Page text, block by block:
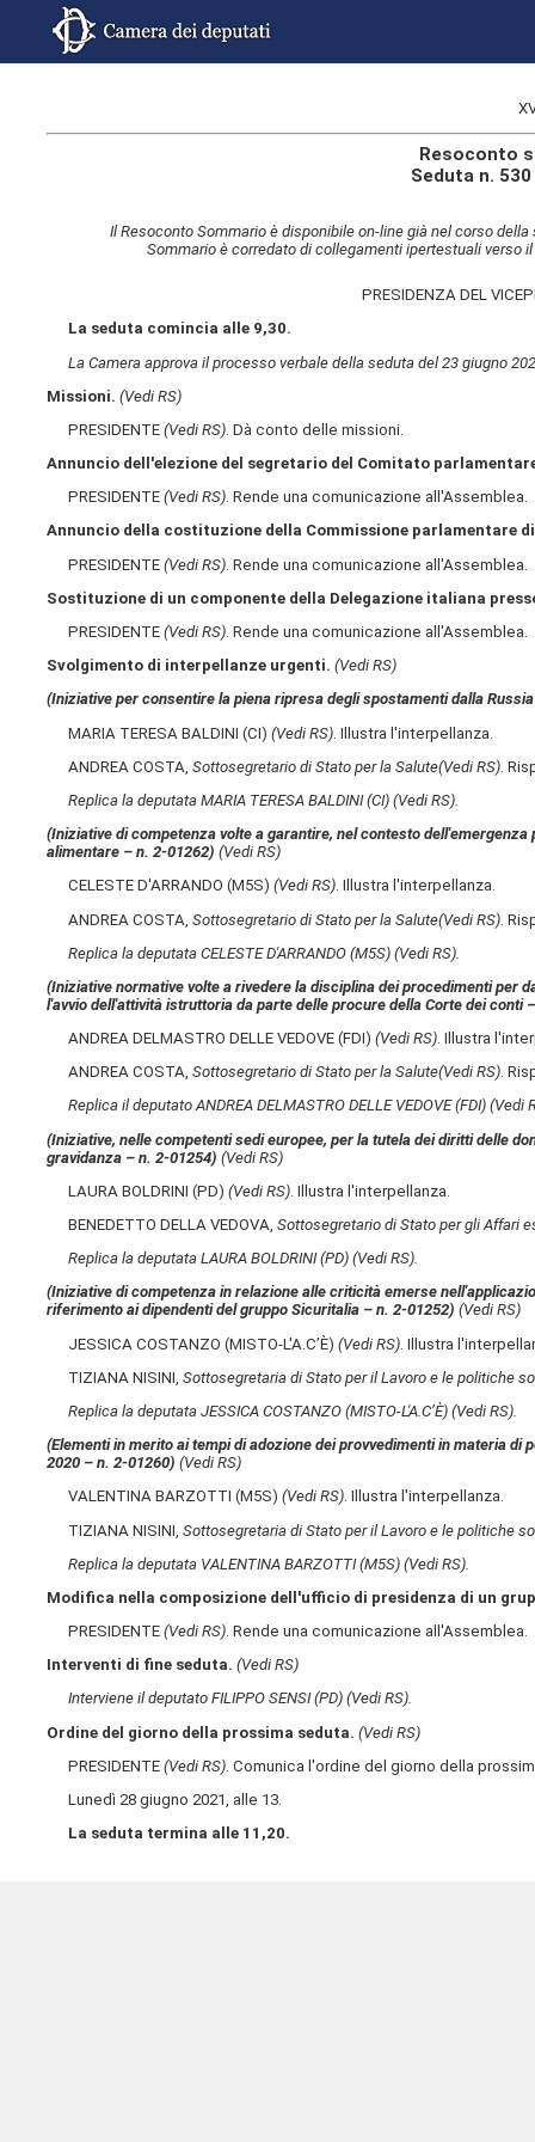
Resoconto
Seduta n.
Il Resoconto Sommario è disponibile on-line già nel corso
Sommario è corredato di collegamenti ipertestuali verso
PRESIDENZA DEL
La seduta comincia alle 9,30.
La Camera approva il processo verbale della seduta del 23 giugno
Missioni. (Vedi RS)
PRESIDENTE(Vedi RS) . Dà conto delle missioni.
Annuncio dell'elezione del segretario del Comitato
PRESIDENTE(Vedi RS). Rende una comunicazione all'Assemblea.
Annuncio della costituzione della Commissione parlamentare
PRESIDENTE(Vedi RS) . Rende una comunicazione all'Assemblea.
Sostituzione di un componente della Delegazione italiana
PRESIDENTE(Vedi RS). Rende una comunicazione all'Assemblea.
Svolgimento di interpellanze urgenti. (Vedi RS)
(Iniziative per consentire la piena ripresa degli spostamenti dalla
MARIA TERESA BALDINI (CI)(Vedi RS) . Illustra l'interpellanza.
ANDREA COSTA,Sottosegretario di Stato per la Salute(Vedi RS) .
Replica la deputata MARIA TERESA BALDINI (CI)(Vedi RS)
(Iniziative di competenza volte a garantire, nel contesto
alimentare – n. 2-01262) (Vedi RS)
CELESTE D'ARRANDO (M5S)(Vedi RS). Illustra l'interpellanza.
ANDREA COSTA,Sottosegretario di Stato per la Salute(Vedi RS) .
Replica la deputata CELESTE D'ARRANDO (M5S)(Vedi RS)
(Iniziative normative volte a rivedere la disciplina dei procedimenti per
l'avvio dell'attività istruttoria da parte delle procure della Corte dei conti
ANDREA DELMASTRO DELLE VEDOVE (FDI)(Vedi RS). Illustra
ANDREA COSTA,Sottosegretario di Stato per la Salute(Vedi RS).
Replica il deputato ANDREA DELMASTRO DELLE VEDOVE (FDI)(Vedi
(Iniziative, nelle competenti sedi europee, per la tutela dei diritti delle
gravidanza – n. 2-01254) (Vedi RS)
LAURA BOLDRINI (PD)(Vedi RS) . Illustra l'interpellanza.
BENEDETTO DELLA VEDOVA,Sottosegretario di Stato per gli Affari
Replica la deputata LAURA BOLDRINI (PD)(Vedi RS).
(Iniziative di competenza in relazione alle criticità emerse
riferimento ai dipendenti del gruppo Sicuritalia – n. 2-01252) (Vedi RS)
JESSICA COSTANZO (MISTO-L'A.C’È)(Vedi RS) . Illustra
TIZIANA NISINI,Sottosegretaria di Stato per il Lavoro e le politiche
Replica la deputata JESSICA COSTANZO (MISTO-L'A.C’È)(Vedi RS)
(Elementi in merito ai tempi di adozione dei provvedimenti in materia
2020 – n. 2-01260) (Vedi RS)
VALENTINA BARZOTTI (M5S)(Vedi RS). Illustra l'interpellanza.
TIZIANA NISINI,Sottosegretaria di Stato per il Lavoro e le politiche
Replica la deputata VALENTINA BARZOTTI (M5S)(Vedi RS)
Modifica nella composizione dell'ufficio di presidenza di un
PRESIDENTE(Vedi RS). Rende una comunicazione all'Assemblea.
Interventi di fine seduta. (Vedi RS)
Interviene il deputato FILIPPO SENSI (PD)(Vedi RS).
Ordine del giorno della prossima seduta. (Vedi RS)
PRESIDENTE(Vedi RS) . Comunica l'ordine del giorno della
Lunedì 28 giugno 2021, alle 13.
La seduta termina alle 11,20.